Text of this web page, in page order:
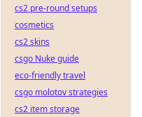
cs2 pre-round setups
cosmetics
cs2 skins
csgo Nuke guide
eco-friendly travel
csgo molotov strategies
cs2 item storage